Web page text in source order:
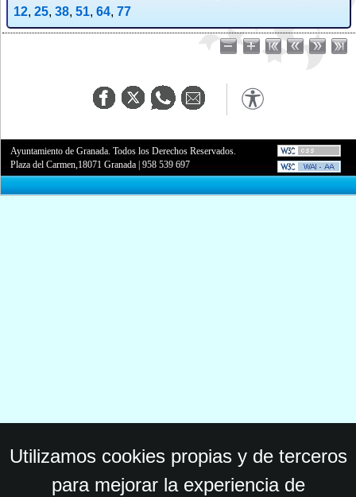
12, 25, 38, 51, 64, 77
Ayuntamiento de Granada. Todos los Derechos Reservados.
Plaza del Carmen,18071 Granada |958 539 697
Utilizamos cookies propias y de terceros
para mejorar la experiencia de